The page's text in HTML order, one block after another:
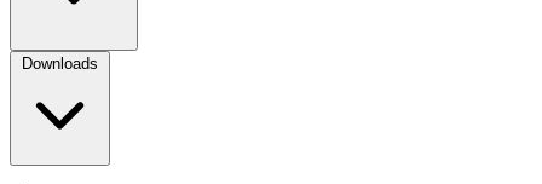
Downloads